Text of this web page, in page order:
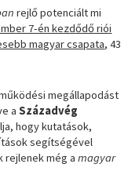
rejlő potenciált mi
7-én kezdődő riói
magyar csapata, 43
megállapodást
aSzázadvég
hogy kutatások,
segítségével
rejlenek még amagyar